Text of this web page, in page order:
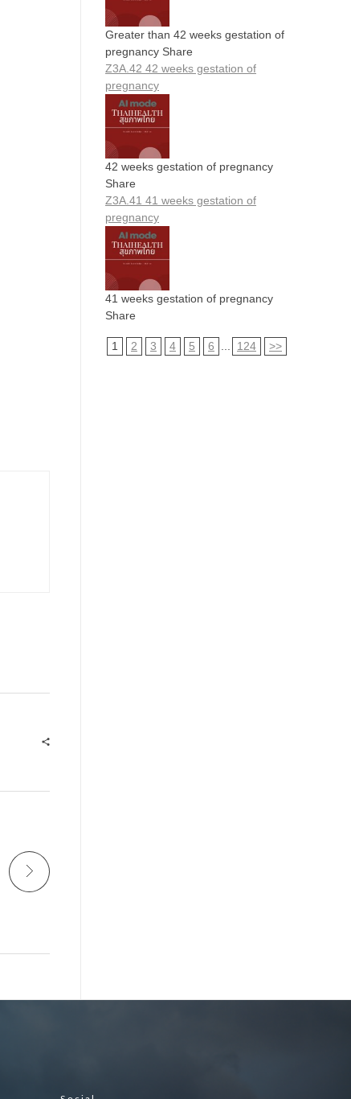
Greater than 42 weeks gestation of
pregnancy Share
Z3A.42 42 weeks gestation of
pregnancy
42 weeks gestation of pregnancy
Share
Z3A.41 41 weeks gestation of
pregnancy
41 weeks gestation of pregnancy
Share
1 2 3 4 5 6 124 >>